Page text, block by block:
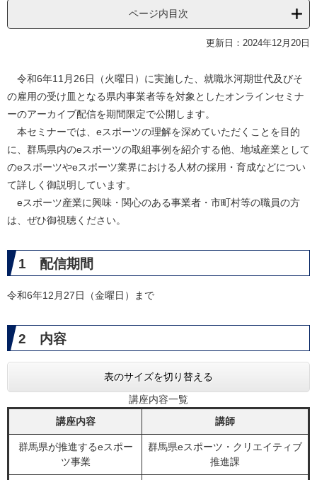
ページ内目次
更新日：2024年12月20日
令和6年11月26日（火曜日）に実施した、就職氷河期世代及びそ
の雇用の受け皿となる県内事業者等を対象としたオンラインセミナ
ーのアーカイブ配信を期間限定で公開します。
本セミナーでは、eスポーツの理解を深めていただくことを目的
に、群馬県内のeスポーツの取組事例を紹介する他、地域産業として
のeスポーツやeスポーツ業界における人材の採用・育成などについ
て詳しく御説明しています。
eスポーツ産業に興味・関心のある事業者・市町村等の職員の方
は、ぜひ御視聴ください。
1 配信期間
令和6年12月27日（金曜日）まで
2 内容
表のサイズを切り替える
講座内容一覧
講座内容
講師
群馬県が推進するeスポー
ツ事業
群馬県eスポーツ・クリエイティブ
推進課